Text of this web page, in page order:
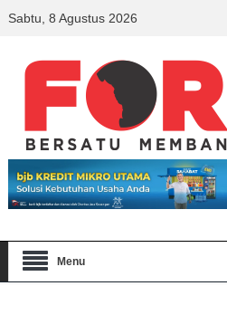
Sabtu, 8 Agustus 2026
Menu